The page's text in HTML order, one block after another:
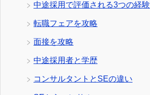
中途採用で評価される3つの経験
転職フェアを攻略
面接を攻略
中途採用者と学歴
コンサルタントとSEの違い